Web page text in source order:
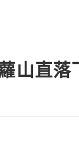
山直落